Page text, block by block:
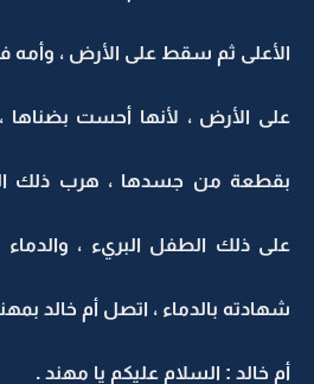
الأعلى ثم سقط على الأرض ،
على الأرض ، لأنها أحست
بقطعة من جسدها ، هرب ذلك
على ذلك الطفل البريء ، والدماء
شهادته بالدماء ، اتصل أم خالد
أم خالد : السلام عليكم يا مهند .